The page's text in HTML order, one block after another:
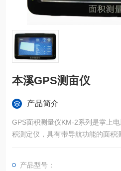
本溪GPS测亩仪
产品简介
GPS面积测量仪KM-2系列是掌上
积测定仪，具有带导航功能的面积
S定位系统、精确的面积计算方法
产品型号：